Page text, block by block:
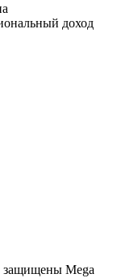
доход
защищены Mega